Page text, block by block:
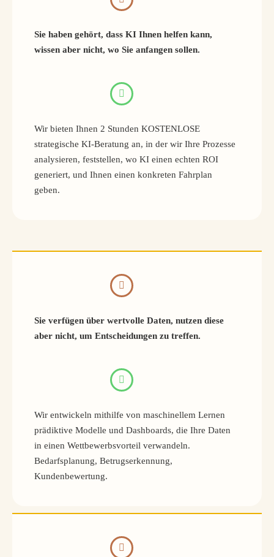
Sie haben gehört, dass KI Ihnen helfen kann,
wissen aber nicht, wo Sie anfangen sollen.
Wir bieten Ihnen 2 Stunden KOSTENLOSE
strategische KI-Beratung an, in der wir Ihre Prozesse
analysieren, feststellen, wo KI einen echten ROI
generiert, und Ihnen einen konkreten Fahrplan
geben.
Sie verfügen über wertvolle Daten, nutzen diese
aber nicht, um Entscheidungen zu treffen.
Wir entwickeln mithilfe von maschinellem Lernen
prädiktive Modelle und Dashboards, die Ihre Daten
in einen Wettbewerbsvorteil verwandeln.
Bedarfsplanung, Betrugserkennung,
Kundenbewertung.